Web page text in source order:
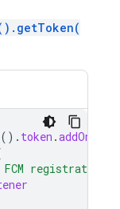
(). token .
FCM registration